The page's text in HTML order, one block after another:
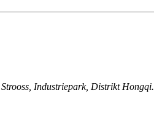
Industriepark, Distrikt Hongqi.